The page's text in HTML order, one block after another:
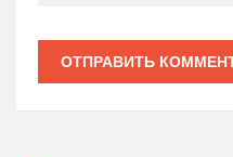
ОТПРАВИТЬ